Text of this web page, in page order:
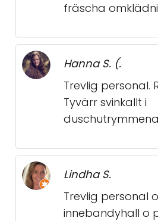
fräscha
Hanna S. (.
Trevlig personal.
Tyvärr svinkallt i
Lindha S.
Trevlig personal
innebandyhall o